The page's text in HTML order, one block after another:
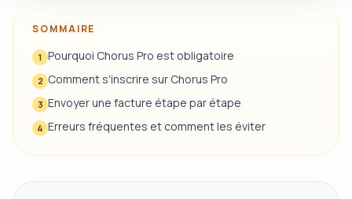
SOMMAIRE
1 Pourquoi Chorus Pro est obligatoire
2 Comment s'inscrire sur Chorus Pro
3 Envoyer une facture étape par étape
4 Erreurs fréquentes et comment les éviter